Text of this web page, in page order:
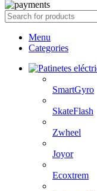
Menu
Categories
SmartGyro
SkateFlash
Zwheel
Joyor
Ecoxtrem